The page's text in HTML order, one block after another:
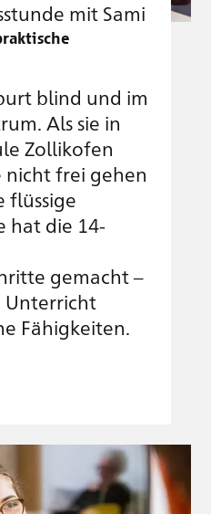
mit Sami
blind und im
Als sie in
Zollikofen
nicht frei gehen
flüssige
hat die 14-
gemacht –
Unterricht
Fähigkeiten.